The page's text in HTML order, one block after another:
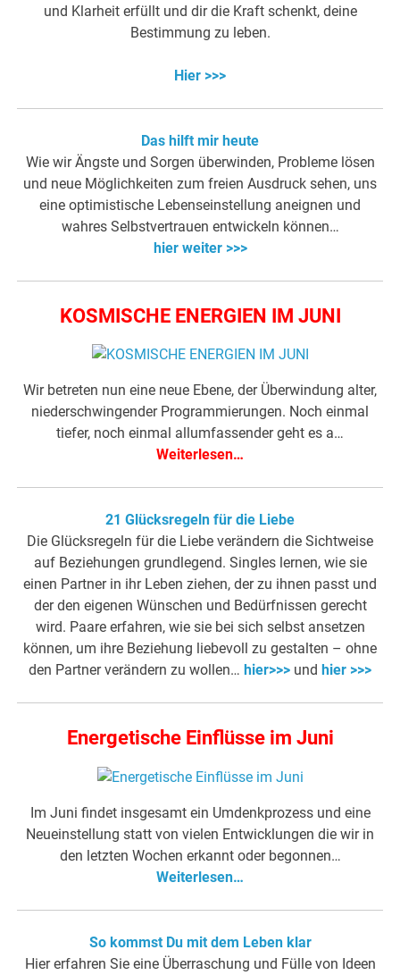
und Klarheit erfüllt und dir die Kraft schenkt, deine
Bestimmung zu leben.
Hier >>>
Das hilft mir heute
Wie wir Ängste und Sorgen überwinden, Probleme lösen
und neue Möglichkeiten zum freien Ausdruck sehen, uns
eine optimistische Lebenseinstellung aneignen und
wahres Selbstvertrauen entwickeln können…
hier weiter >>>
KOSMISCHE ENERGIEN IM JUNI
Wir betreten nun eine neue Ebene, der Überwindung alter,
niederschwingender Programmierungen. Noch einmal
tiefer, noch einmal allumfassender geht es a…
Weiterlesen…
21 Glücksregeln für die Liebe
Die Glücksregeln für die Liebe verändern die Sichtweise
auf Beziehungen grundlegend. Singles lernen, wie sie
einen Partner in ihr Leben ziehen, der zu ihnen passt und
der den eigenen Wünschen und Bedürfnissen gerecht
wird. Paare erfahren, wie sie bei sich selbst ansetzen
können, um ihre Beziehung liebevoll zu gestalten – ohne
den Partner verändern zu wollen… hier>>> und hier >>>
Energetische Einflüsse im Juni
Im Juni findet insgesamt ein Umdenkprozess und eine
Neueinstellung statt von vielen Entwicklungen die wir in
den letzten Wochen erkannt oder begonnen…
Weiterlesen…
So kommst Du mit dem Leben klar
Hier erfahren Sie eine Überraschung und Fülle von Ideen